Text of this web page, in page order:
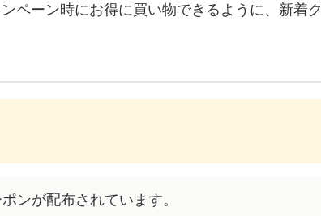
ペーン時にお得に買い物できるように、新着ク
ンが配布されています。